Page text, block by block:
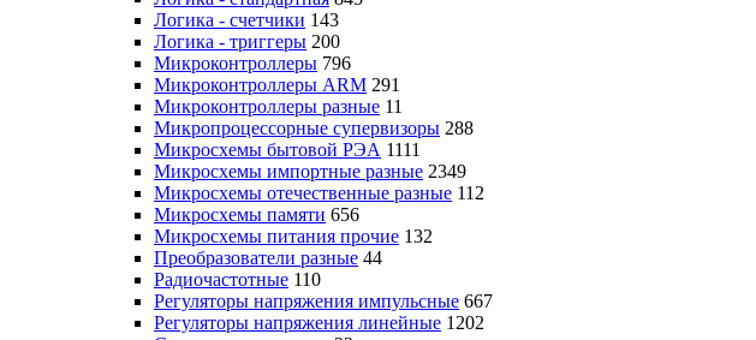
Логика - счетчики 143
Логика - триггеры 200
Микроконтроллеры 796
Микроконтроллеры ARM 291
Микроконтроллеры разные 11
Микропроцессорные супервизоры 288
Микросхемы бытовой РЭА 1111
Микросхемы импортные разные 2349
Микросхемы отечественные разные 112
Микросхемы памяти 656
Микросхемы питания прочие 132
Преобразователи разные 44
Радиочастотные 110
Регуляторы напряжения импульсные 667
Регуляторы напряжения линейные 1202